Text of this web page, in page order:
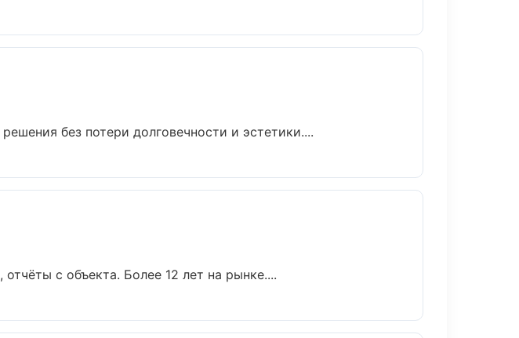
без потери долговечности и эстетики....
с объекта. Более 12 лет на рынке....